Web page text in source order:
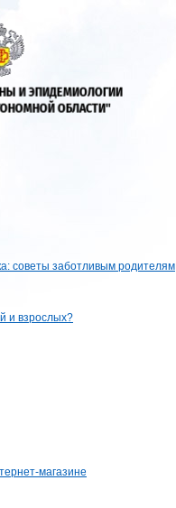
советы заботливым родителям
и взрослых?
магазине